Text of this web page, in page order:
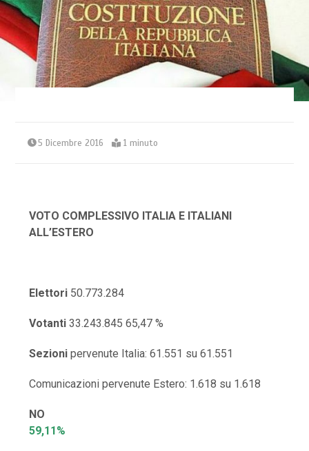
5 Dicembre 2016 1 minuto
VOTO COMPLESSIVO ITALIA E ITALIANI
ALL’ESTERO
Elettori 50.773.284
Votanti 33.243.845 65,47 %
Sezioni pervenute Italia: 61.551 su 61.551
Comunicazioni pervenute Estero: 1.618 su 1.618
NO
59,11%